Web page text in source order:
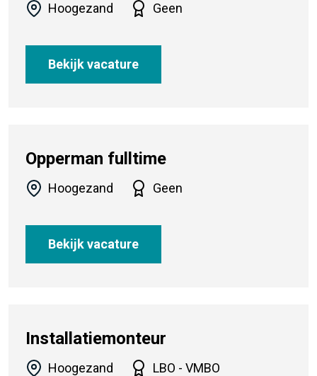
Hoogezand Geen
Bekijk vacature
Opperman fulltime
Hoogezand Geen
Bekijk vacature
Installatiemonteur
Hoogezand LBO - VMBO